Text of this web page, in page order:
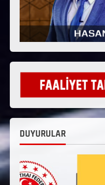
DUYURULAR